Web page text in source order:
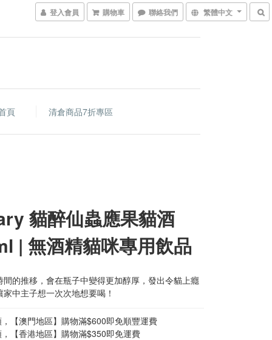
登入會員 購物車 聯絡我們 繁體中文
頁 清倉商品7折專區
貓醉仙蟲應果貓酒
| 無酒精貓咪專用飲品
間的推移，會在瓶子中變得更加醇厚，發出令貓上癮
中主子想一次次地想要喝！
【澳門地區】購物滿$600即免順豐運費
【香港地區】購物滿$350即免運費